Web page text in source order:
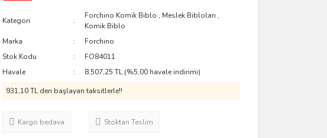
Kategori
Forchino Komik Biblo , Meslek Bibloları ,
Komik Biblo
Marka
Forchino
Stok Kodu
FO84011
Havale
8.507,25 TL (%5,00 havale indirimi)
931,10 TL den başlayan taksitlerle!!
Kargo bedava Stoktan Teslim